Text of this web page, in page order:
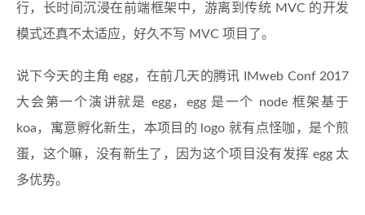
行，长时间沉浸在前端框架中，游离到传统 MVC 的开发
模式还真不太适应，好久不写 MVC 项目了。
说下今天的主角 egg，在前几天的腾讯 IMweb Conf 2017
大会第一个演讲就是 egg，egg 是一个 node 框架基于
koa，寓意孵化新生，本项目的 logo 就有点怪咖，是个煎
蛋，这个嘛，没有新生了，因为这个项目没有发挥 egg 太
多优势。